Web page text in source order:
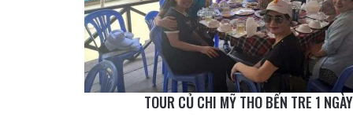
TOUR CỦ CHI MỸ THO BẾN TRE 1 NGÀY